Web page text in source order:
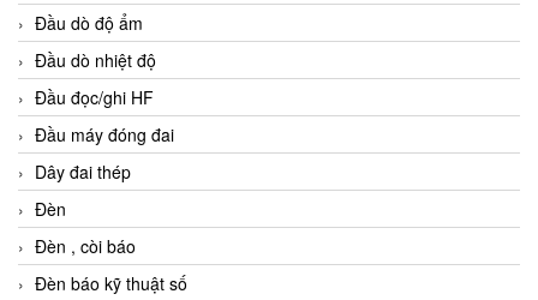
Đầu dò độ ẩm
Đầu dò nhiệt độ
Đầu đọc/ghi HF
Đầu máy đóng đai
Dây đai thép
Đèn
Đèn , còi báo
Đèn báo kỹ thuật số